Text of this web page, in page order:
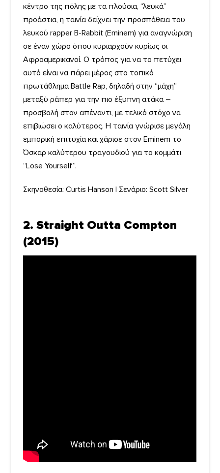
κέντρο της πόλης με τα πλούσια, “λευκά”
προάστια, η ταινία δείχνει την προσπάθεια του
λευκού rapper B-Rabbit (Eminem) για αναγνώριση
σε έναν χώρο όπου κυριαρχούν κυρίως οι
Αφροαμερικανοί. Ο τρόπος για να το πετύχει
αυτό είναι να πάρει μέρος στο τοπικό
πρωτάθλημα Battle Rap, δηλαδή στην “μάχη”
μεταξύ ράπερ για την πιο έξυπνη ατάκα –
προσβολή στον απέναντι, με τελικό στόχο να
επιβιώσει ο καλύτερος. Η ταινία γνώρισε μεγάλη
εμπορική επιτυχία και χάρισε στον Eminem το
Όσκαρ καλύτερου τραγουδιού για το κομμάτι
“Lose Yourself”.
Σκηνοθεσία: Curtis Hanson | Σενάριο: Scott Silver
2. Straight Outta Compton
(2015)